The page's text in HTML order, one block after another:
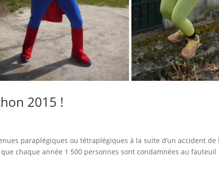
2015 !
paraplégiques ou tétraplégiques à la suite d’un accident de
chaque année 1 500 personnes sont condamnées au fauteuil